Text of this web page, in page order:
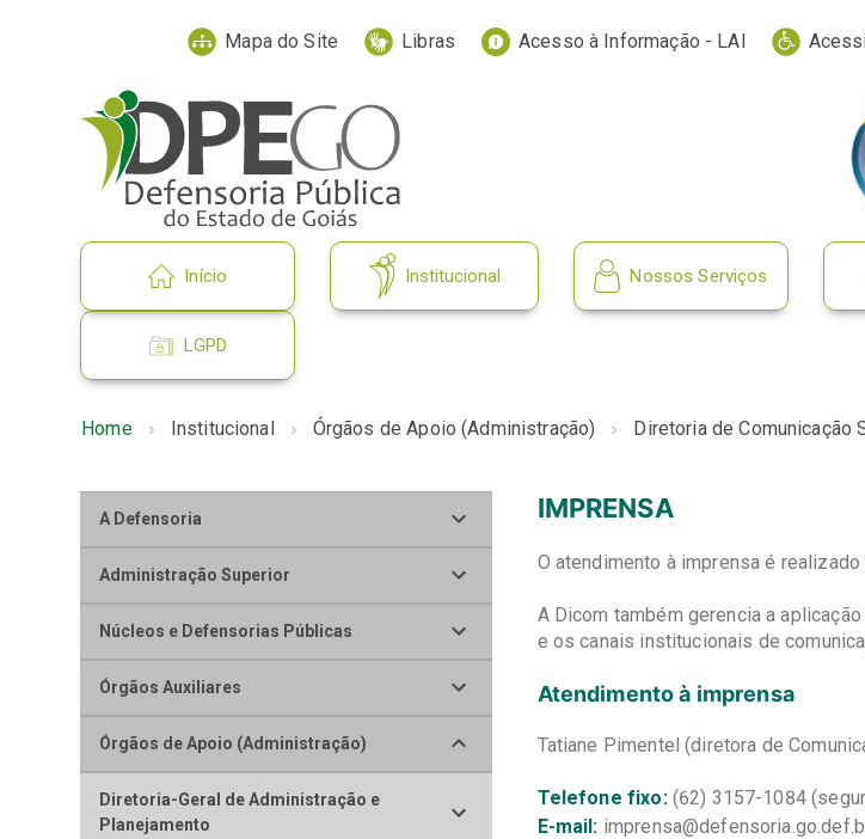
Mapa do Site Libras Acesso à Informação - LAI
Início Institucional Nossos Serviços
LGPD
Home Institucional Órgãos de Apoio (Administração) Diretoria de Comunicação
A Defensoria
Administração Superior
Núcleos e Defensorias Públicas
Órgãos Auxiliares
Órgãos de Apoio (Administração)
Diretoria-Geral de Administração e
Planejamento
IMPRENSA
O atendimento à imprensa é
A Dicom também gerencia a
e os canais institucionais de
Atendimento à imprensa
Tatiane Pimentel (diretora de
Telefone fixo: (62) 3157-1084
E-mail: